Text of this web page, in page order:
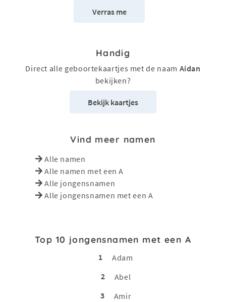
Verras me
Handig
Direct alle geboortekaartjes met de naam Aidan
bekijken?
Bekijk kaartjes
Vind meer namen
Alle namen
Alle namen met een A
Alle jongensnamen
Alle jongensnamen met een A
Top 10 jongensnamen met een A
1
Adam
2
Abel
3
Amir